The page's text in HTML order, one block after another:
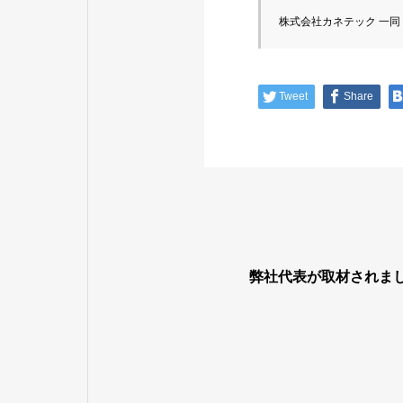
株式会社カネテック 一同
Tweet Share
弊社代表が取材されま